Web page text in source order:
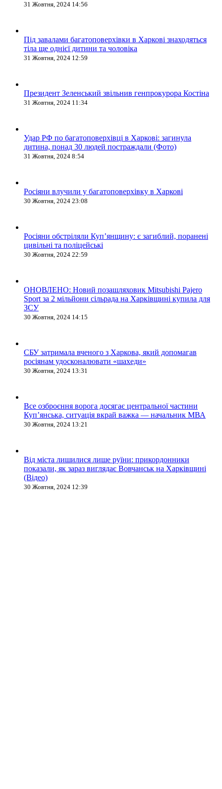
31 Жовтня, 2024 14:56
Під завалами багатоповерхівки в Харкові знаходяться
тіла ще однієї дитини та чоловіка
31 Жовтня, 2024 12:59
Президент Зеленський звільнив генпрокурора Костіна
31 Жовтня, 2024 11:34
Удар РФ по багатоповерхівці в Харкові: загинула
дитина, понад 30 людей постраждали (Фото)
31 Жовтня, 2024 8:54
Росіяни влучили у багатоповерхівку в Харкові
30 Жовтня, 2024 23:08
Росіяни обстріляли Купʼянщину: є загиблий, поранені
цивільні та поліцейські
30 Жовтня, 2024 22:59
ОНОВЛЕНО: Новий позашляховик Mitsubishi Pajero
Sport за 2 мільйони сільрада на Харківщині купила для
ЗСУ
30 Жовтня, 2024 14:15
СБУ затримала вченого з Харкова, який допомагав
росіянам удосконалювати «шахеди»
30 Жовтня, 2024 13:31
Все озброєння ворога досягає центральної частини
Куп’янська, ситуація вкрай важка — начальник МВА
30 Жовтня, 2024 13:21
Від міста лишилися лише руїни: прикордонники
показали, як зараз виглядає Вовчанськ на Харківщині
(Відео)
30 Жовтня, 2024 12:39